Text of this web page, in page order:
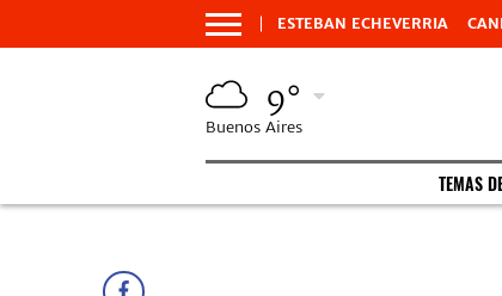
ESTEBAN ECHEVERRIA
9°
Buenos Aires
TEMAS